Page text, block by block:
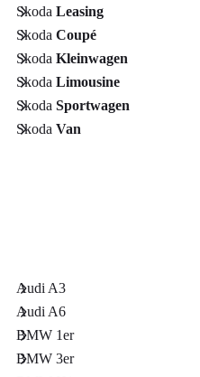
Skoda Leasing
Skoda Coupé
Skoda Kleinwagen
Skoda Limousine
Skoda Sportwagen
Skoda Van
Audi A3
Audi A6
BMW 1er
BMW 3er